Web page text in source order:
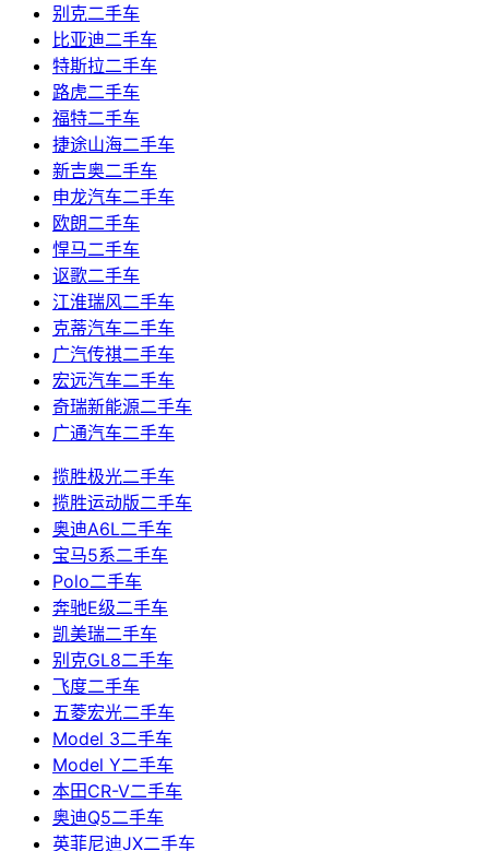
别克二手车
比亚迪二手车
特斯拉二手车
路虎二手车
福特二手车
捷途山海二手车
新吉奥二手车
申龙汽车二手车
欧朗二手车
悍马二手车
讴歌二手车
江淮瑞风二手车
克蒂汽车二手车
广汽传祺二手车
宏远汽车二手车
奇瑞新能源二手车
广通汽车二手车
揽胜极光二手车
揽胜运动版二手车
奥迪A6L二手车
宝马5系二手车
Polo二手车
奔驰E级二手车
凯美瑞二手车
别克GL8二手车
飞度二手车
五菱宏光二手车
Model 3二手车
Model Y二手车
本田CR-V二手车
奥迪Q5二手车
英菲尼迪JX二手车